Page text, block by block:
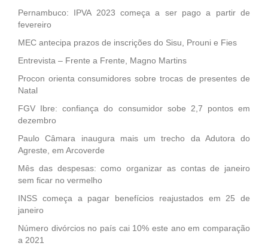
Pernambuco: IPVA 2023 começa a ser pago a partir de
fevereiro
MEC antecipa prazos de inscrições do Sisu, Prouni e Fies
Entrevista – Frente a Frente, Magno Martins
Procon orienta consumidores sobre trocas de presentes de
Natal
FGV Ibre: confiança do consumidor sobe 2,7 pontos em
dezembro
Paulo Câmara inaugura mais um trecho da Adutora do
Agreste, em Arcoverde
Mês das despesas: como organizar as contas de janeiro
sem ficar no vermelho
INSS começa a pagar benefícios reajustados em 25 de
janeiro
Número divórcios no país cai 10% este ano em comparação
a 2021